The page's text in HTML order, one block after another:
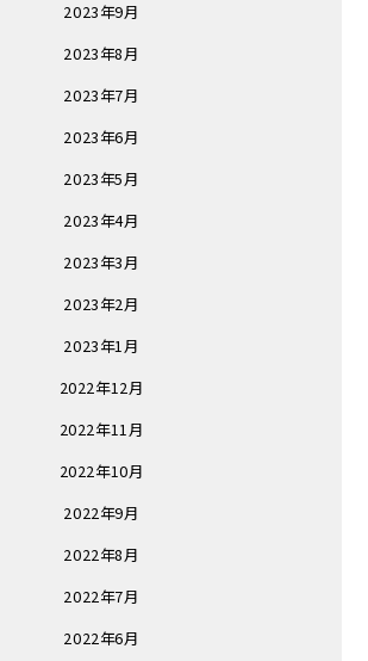
2023年9月
2023年8月
2023年7月
2023年6月
2023年5月
2023年4月
2023年3月
2023年2月
2023年1月
2022年12月
2022年11月
2022年10月
2022年9月
2022年8月
2022年7月
2022年6月